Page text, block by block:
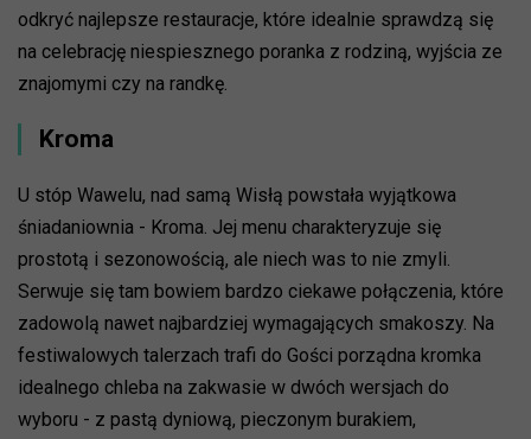
odkryć najlepsze restauracje, które idealnie sprawdzą się
na celebrację niespiesznego poranka z rodziną, wyjścia ze
znajomymi czy na randkę.
Kroma
U stóp Wawelu, nad samą Wisłą powstała wyjątkowa
śniadaniownia - Kroma. Jej menu charakteryzuje się
prostotą i sezonowością, ale niech was to nie zmyli.
Serwuje się tam bowiem bardzo ciekawe połączenia, które
zadowolą nawet najbardziej wymagających smakoszy. Na
festiwalowych talerzach trafi do Gości porządna kromka
idealnego chleba na zakwasie w dwóch wersjach do
wyboru - z pastą dyniową, pieczonym burakiem,